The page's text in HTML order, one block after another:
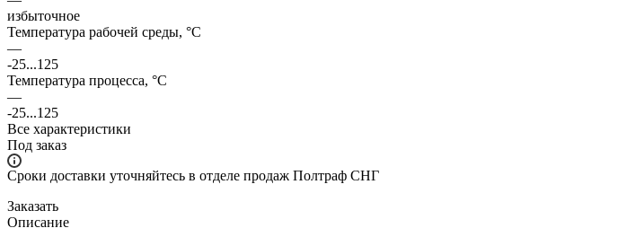
избыточное
Температура рабочей среды, °С
—
-25...125
Температура процесса, °С
—
-25...125
Все характеристики
Под заказ
Сроки доставки уточняйтесь в отделе продаж Полтраф СНГ
Заказать
Описание